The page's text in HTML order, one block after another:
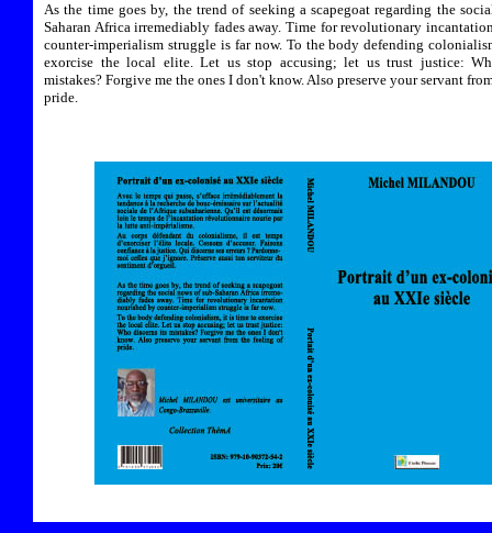
As the time goes by, the trend of seeking a scapegoat regarding the
Saharan Africa irremediably fades away. Time for revolutionary
counter-imperialism struggle is far now. To the body defending
exorcise the local elite. Let us stop accusing; let us trust justice:
mistakes? Forgive me the ones I don't know. Also preserve your servant
pride.